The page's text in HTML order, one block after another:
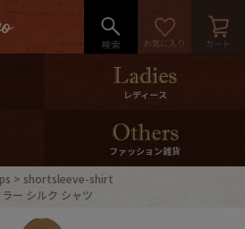
＆10％Offクーポンプレゼン
％0ffクーポンプレゼント
LINE ID連携
レディース
ファッション雑貨
shortsleeve-shirt
ー シルク シャツ